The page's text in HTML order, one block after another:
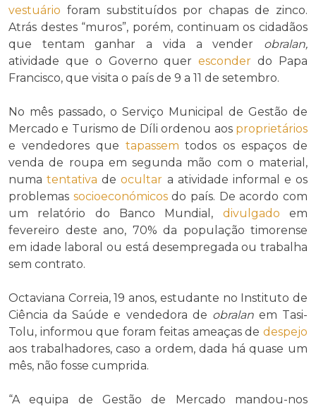
vestuário foram substituídos por chapas de zinco.
Atrás destes “muros”, porém, continuam os cidadãos
que tentam ganhar a vida a vender obralan,
atividade que o Governo queresconder do Papa
Francisco, que visita o país de 9 a 11 de setembro.
No mês passado, o Serviço Municipal de Gestão de
Mercado e Turismo de Díli ordenou aos proprietários
e vendedores que tapassem todos os espaços de
venda de roupa em segunda mão com o material,
numatentativa deocultar a atividade informal e os
problemas socioeconómicosdo país. De acordo com
um relatório do Banco Mundial, divulgado em
fevereiro deste ano, 70% da população timorense
em idade laboral ou está desempregada ou trabalha
sem contrato.
Octaviana Correia, 19 anos, estudante no Instituto de
Ciência da Saúde e vendedora de obralanem Tasi-
Tolu, informou que foram feitas ameaças de despejo
aos trabalhadores, caso a ordem, dada há quase um
mês, não fosse cumprida.
“A equipa de Gestão de Mercado mandou-nos